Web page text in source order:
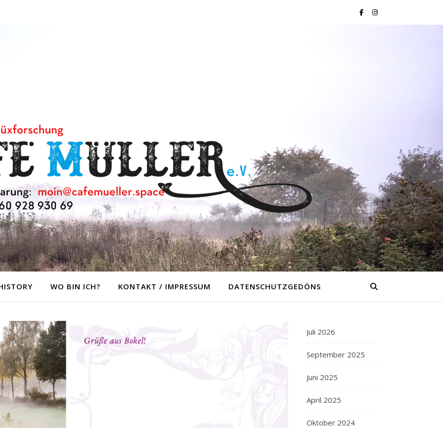
WO BIN ICH? KONTAKT / IMPRESSUM DATENSCHUTZGEDÖNS
Juli 2026
September 2025
Juni 2025
April 2025
Oktober 2024